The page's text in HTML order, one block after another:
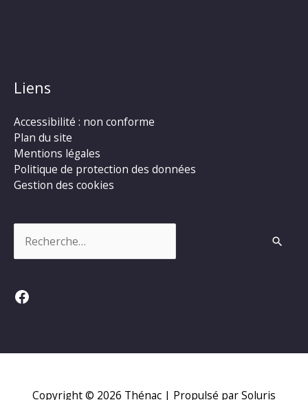
Liens
Accessibilité : non conforme
Plan du site
Mentions légales
Politique de protection des données
Gestion des cookies
Facebook
Copyright © 2026 Thénac | Propulsé par Soluris